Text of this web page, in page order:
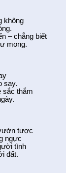
không
– chẳng biết
mong.
say.
sắc thắm
tược
ngực
tình
đất.